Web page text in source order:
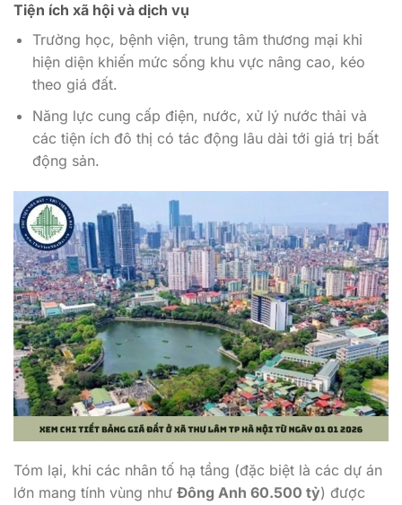
Tiện ích xã hội và dịch vụ
Trường học, bệnh viện, trung tâm thương mại khi
hiện diện khiến mức sống khu vực nâng cao, kéo
theo giá đất.
Năng lực cung cấp điện, nước, xử lý nước thải và
các tiện ích đô thị có tác động lâu dài tới giá trị bất
động sản.
Tóm lại, khi các nhân tố hạ tầng (đặc biệt là các dự án
lớn mang tính vùng như Đông Anh 60.500 tỷ) được